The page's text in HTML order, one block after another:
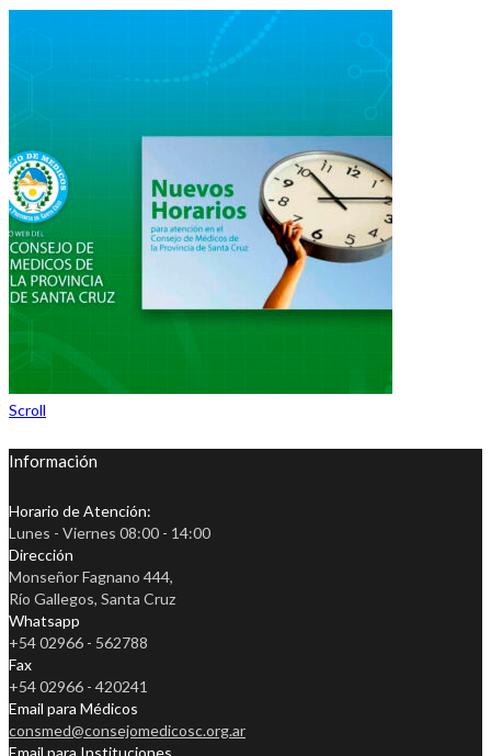
Scroll
Información
Horario de Atención:
Lunes - Viernes 08:00 - 14:00
Dirección
Monseñor Fagnano 444,
Río Gallegos, Santa Cruz
Whatsapp
+54 02966 - 562788
Fax
+54 02966 - 420241
Email para Médicos
consmed@consejomedicosc.org.ar